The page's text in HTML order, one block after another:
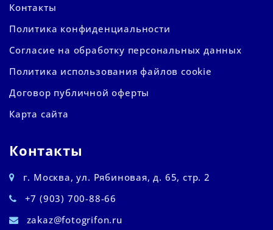
Контакты
Политика конфиденциальности
Согласие на обработку персональных данных
Политика использования файлов cookie
Договор публичной оферты
Карта сайта
Контакты
г. Москва, ул. Рябиновая, д. 65, стр. 2
+7 (903) 700-88-66
zakaz@fotogrifon.ru